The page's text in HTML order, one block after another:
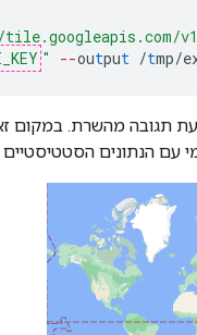
" --output /tmp/
תגובה מהשרת.
עם הנתונים